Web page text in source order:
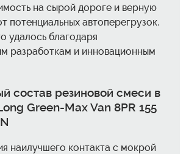
на сырой дороге и верную
потенциальных автоперегрузок.
удалось благодаря
разработкам и инновационным
состав резиновой смеси в
Green-Max Van 8PR 155
наилучшего контакта с мокрой